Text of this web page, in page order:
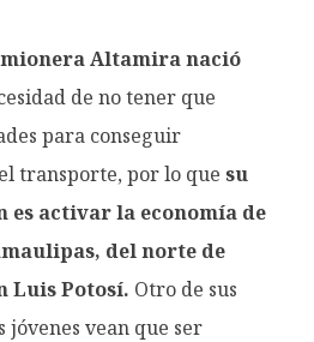
Altamira nació
de no tener que
para conseguir
transporte, por lo que su
activar la economía de
del norte de
Luis Potosí. Otro de sus
jóvenes vean que ser